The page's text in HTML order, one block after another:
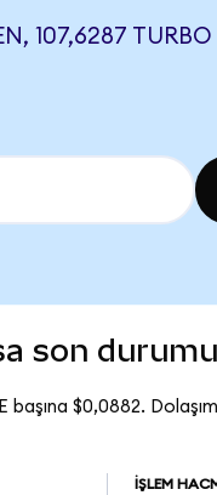
107,6287 TURBO
son durumu
başına $0,0882.
İŞLEM